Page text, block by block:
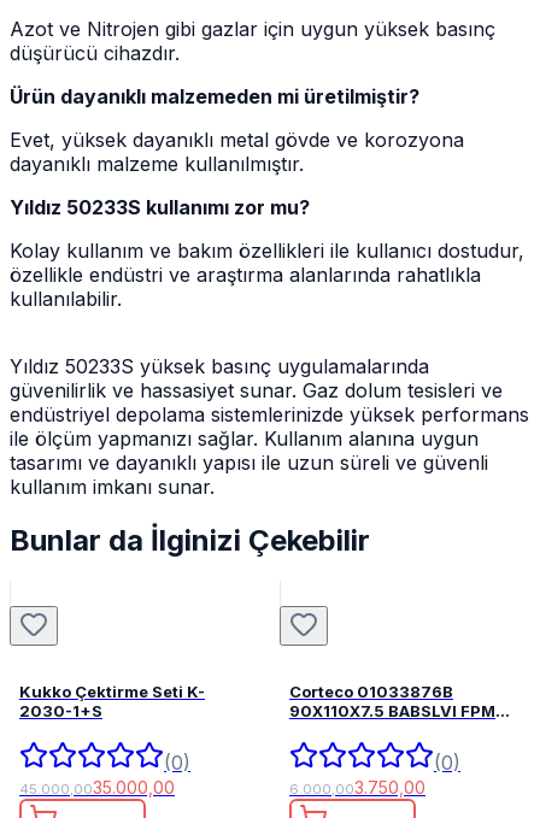
Azot ve Nitrojen gibi gazlar için uygun yüksek basınç
düşürücü cihazdır.
Ürün dayanıklı malzemeden mi üretilmiştir?
Evet, yüksek dayanıklı metal gövde ve korozyona
dayanıklı malzeme kullanılmıştır.
Yıldız 50233S kullanımı zor mu?
Kolay kullanım ve bakım özellikleri ile kullanıcı dostudur,
özellikle endüstri ve araştırma alanlarında rahatlıkla
kullanılabilir.
Yıldız 50233S yüksek basınç uygulamalarında
güvenilirlik ve hassasiyet sunar. Gaz dolum tesisleri ve
endüstriyel depolama sistemlerinizde yüksek performans
ile ölçüm yapmanızı sağlar. Kullanım alanına uygun
tasarımı ve dayanıklı yapısı ile uzun süreli ve güvenli
kullanım imkanı sunar.
Bunlar da İlginizi Çekebilir
Kukko Çektirme Seti K-
2030-1+S
(0)
45.000,0035.000,00
Corteco 01033876B
90X110X7.5 BABSLVI FPM
(0)
6.000,003.750,00